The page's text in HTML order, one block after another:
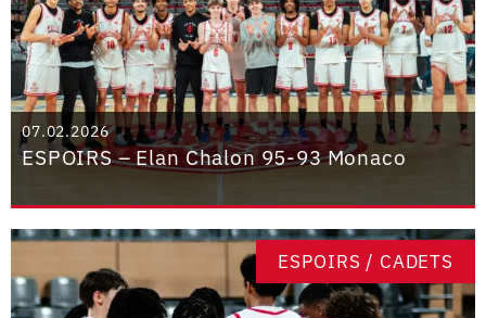
07.02.2026
ESPOIRS – Elan Chalon 95-93 Monaco
ESPOIRS / CADETS